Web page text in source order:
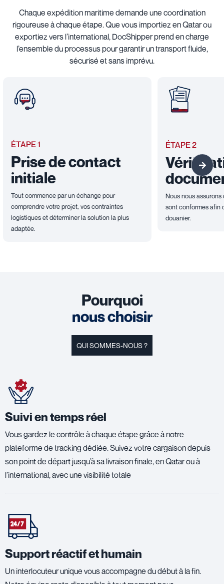
Chaque expédition maritime demande une coordination
rigoureuse à chaque étape. Que vous importiez en Qatar ou
exportiez vers l’international, DocShipper prend en charge
l’ensemble du processus pour garantir un transport fluide,
sécurisé et sans imprévu.
ÉTAPE 1
Prise de contact
initiale
Tout commence par un échange pour
comprendre votre projet, vos contraintes
logistiques et déterminer la solution la plus
adaptée.
ÉTAPE 2
Nous nous
sont conformes afin
douanier.
Pourquoi
nous choisir
QUI SOMMES-NOUS ?
Suivi en temps réel
Vous gardez le contrôle à chaque étape grâce à notre
plateforme de tracking dédiée. Suivez votre cargaison depuis
son point de départ jusqu’à sa livraison finale, en Qatar ou à
l’international, avec une visibilité totale
Support réactif et humain
Un interlocuteur unique vous accompagne du début à la fin.